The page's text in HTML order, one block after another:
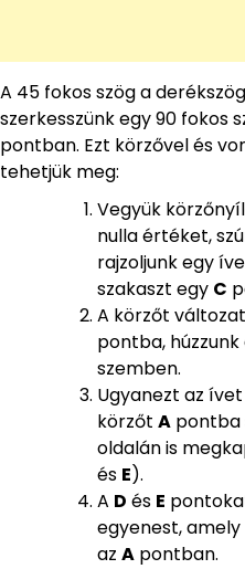
A 45 fokos szög a
szerkesszünk egy 90 fokos
pontban. Ezt körzővel és
tehetjük meg:
Vegyük
nulla értéket,
rajzoljunk egy
szakaszt egy C
A körzőt
pontba,
szemben.
Ugyanezt az
körzőt A pontba
oldalán is
és E).
A D és E
egyenest,
az A pontban.